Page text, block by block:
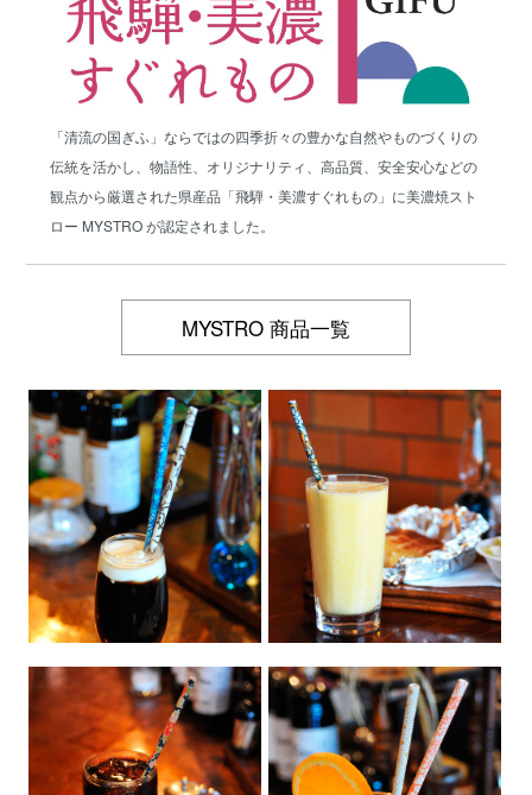
「清流の国ぎふ」ならではの四季折々の豊かな自然やものづくりの
伝統を活かし、物語性、オリジナリティ、高品質、安全安心などの
観点から厳選された県産品「飛騨・美濃すぐれもの」に美濃焼スト
ロー MYSTRO が認定されました。
MYSTRO 商品一覧